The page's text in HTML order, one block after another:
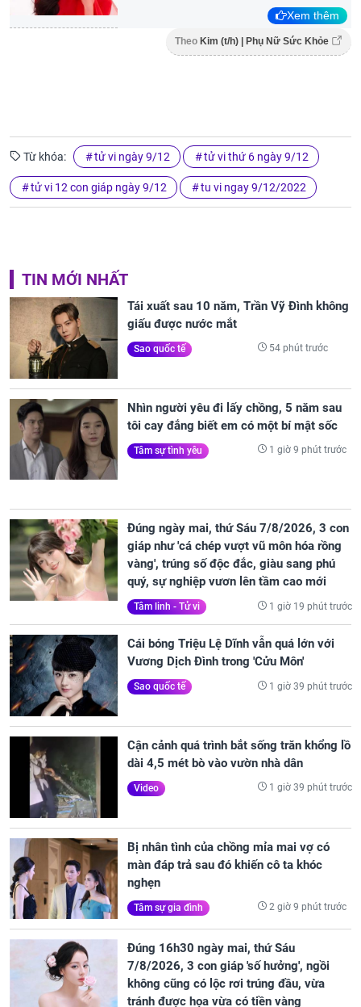
Xem thêm
Theo Kim (t/h) | Phụ Nữ Sức Khỏe
Từ khóa: tử vi ngày 9/12 tử vi thứ 6 ngày 9/12
tử vi 12 con giáp ngày 9/12 tu vi ngay 9/12/2022
TIN MỚI NHẤT
Tái xuất sau 10 năm, Trần Vỹ Đình không
giấu được nước mắt
Sao quốc tế 54 phút trước
Nhìn người yêu đi lấy chồng, 5 năm sau
tôi cay đắng biết em có một bí mật sốc
Tâm sự tình yêu 1 giờ 9 phút trước
Đúng ngày mai, thứ Sáu 7/8/2026, 3 con
giáp như 'cá chép vượt vũ môn hóa rồng
vàng', trúng số độc đắc, giàu sang phú
quý, sự nghiệp vươn lên tầm cao mới
Tâm linh - Tử vi 1 giờ 19 phút trước
Cái bóng Triệu Lệ Dĩnh vẫn quá lớn với
Vương Dịch Đình trong 'Cửu Môn'
Sao quốc tế 1 giờ 39 phút trước
Cận cảnh quá trình bắt sống trăn khổng lồ
dài 4,5 mét bò vào vườn nhà dân
Video 1 giờ 39 phút trước
Bị nhân tình của chồng mỉa mai vợ có
màn đáp trả sau đó khiến cô ta khóc
nghẹn
Tâm sự gia đình 2 giờ 9 phút trước
Đúng 16h30 ngày mai, thứ Sáu
7/8/2026, 3 con giáp 'số hưởng', ngồi
không cũng có lộc rơi trúng đầu, vừa
tránh được họa vừa có tiền vàng